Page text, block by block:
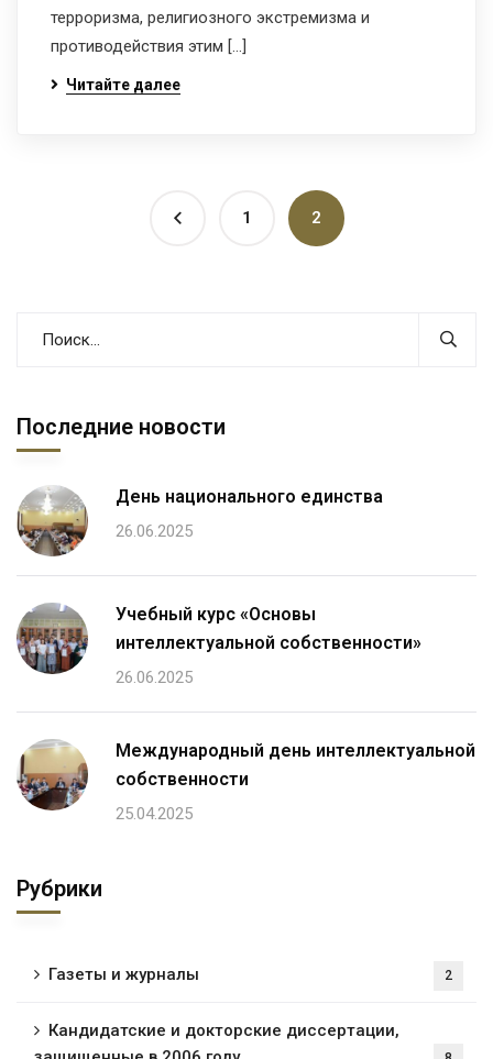
терроризма, религиозного экстремизма и
противодействия этим […]
Читайте далее
1 2
Последние новости
День национального единства
26.06.2025
Учебный курс «Основы
интеллектуальной собственности»
26.06.2025
Международный день интеллектуальной
собственности
25.04.2025
Рубрики
Газеты и журналы 2
Кандидатские и докторские диссертации,